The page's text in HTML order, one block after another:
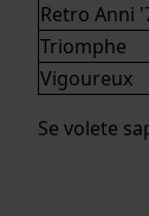
Retro Anni
Triomphe
Vigoureux
Se volete